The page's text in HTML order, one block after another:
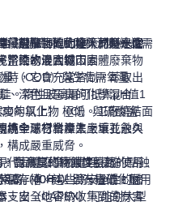
藏廢棄物的土堆，而是一個
當雨水滲入城市固體廢棄物
時，它會充當溶劑，萃取出
、深色且惡臭的化學混合
境中，它會滲入土壤並永久
構成嚴重威脅。
代固體廢棄物處理設施使用
儲存槽。這些高安全性的儲
，安全地容納收集到的有害
侵蝕性且變化極大的廢水之
污染物混合物：
（COD）與生化需氧量
的氯化物（Cl）與硫酸鹽
統金屬材料產生嚴重孔蝕與
高濃度的腐蝕性氨氮
烷（CH4）與有毒硫化氫
，選擇正確的建築材料是降
整性的最關鍵因素。
結構壽命 風險概況與維護需
。惰性玻璃層可抵禦pH值1
年以上） 極低。工廠燒結面
為全球行業標準。
對高氯化物濃度引起的點蝕
高（40年以上） 極低。耐用
支出（CAPEX）可能對大型